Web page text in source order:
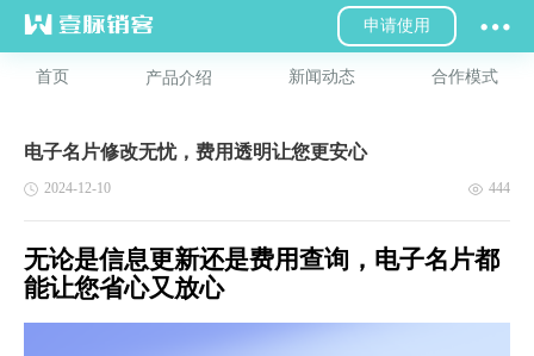
申请使用
首页 产品介绍 新闻动态 合作模式
电子名片修改无忧，费用透明让您更安心
2024-12-10 444
无论是信息更新还是费用查询，电子名片都
能让您省心又放心